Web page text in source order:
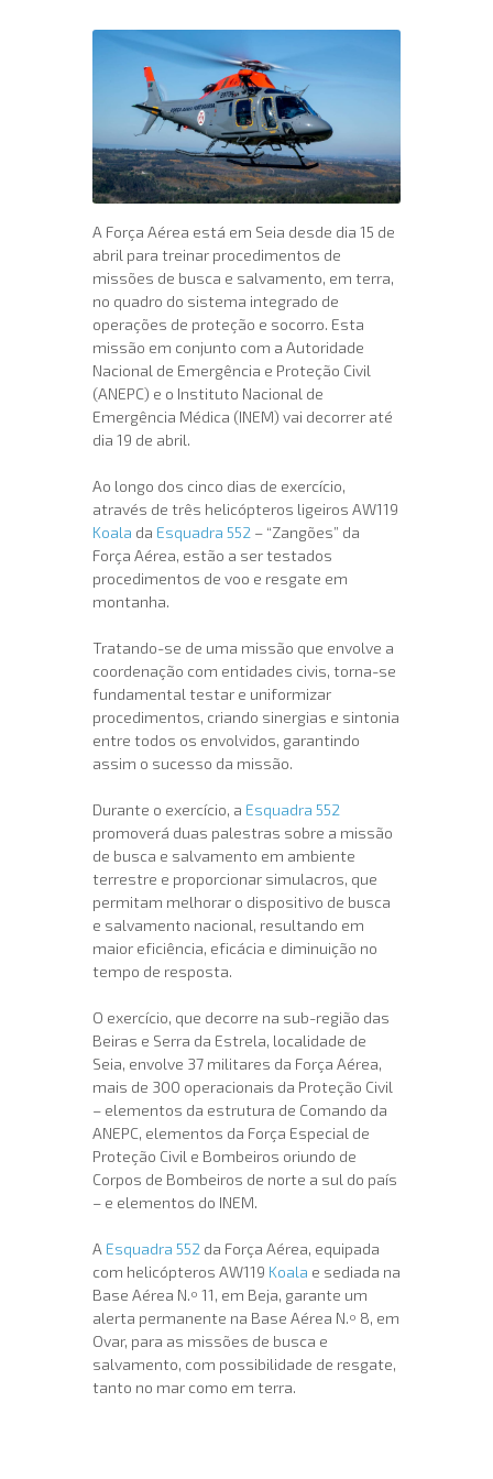
A Força Aérea está em Seia desde dia 15 de
abril para treinar procedimentos de
missões de busca e salvamento, em terra,
no quadro do sistema integrado de
operações de proteção e socorro. Esta
missão em conjunto com a Autoridade
Nacional de Emergência e Proteção Civil
(ANEPC) e o Instituto Nacional de
Emergência Médica (INEM) vai decorrer até
dia 19 de abril.
Ao longo dos cinco dias de exercício,
através de três helicópteros ligeiros AW119
Koala da Esquadra 552 – “Zangões” da
Força Aérea, estão a ser testados
procedimentos de voo e resgate em
montanha.
Tratando-se de uma missão que envolve a
coordenação com entidades civis, torna-se
fundamental testar e uniformizar
procedimentos, criando sinergias e sintonia
entre todos os envolvidos, garantindo
assim o sucesso da missão.
Durante o exercício, a Esquadra 552
promoverá duas palestras sobre a missão
de busca e salvamento em ambiente
terrestre e proporcionar simulacros, que
permitam melhorar o dispositivo de busca
e salvamento nacional, resultando em
maior eficiência, eficácia e diminuição no
tempo de resposta.
O exercício, que decorre na sub-região das
Beiras e Serra da Estrela, localidade de
Seia, envolve 37 militares da Força Aérea,
mais de 300 operacionais da Proteção Civil
– elementos da estrutura de Comando da
ANEPC, elementos da Força Especial de
Proteção Civil e Bombeiros oriundo de
Corpos de Bombeiros de norte a sul do país
– e elementos do INEM.
A Esquadra 552 da Força Aérea, equipada
com helicópteros AW119 Koala e sediada na
Base Aérea N.º 11, em Beja, garante um
alerta permanente na Base Aérea N.º 8, em
Ovar, para as missões de busca e
salvamento, com possibilidade de resgate,
tanto no mar como em terra.